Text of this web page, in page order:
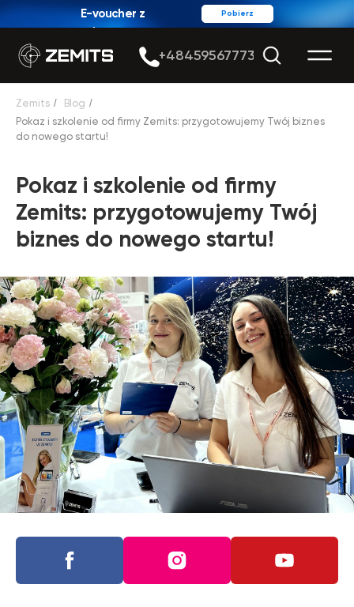
Pobierz
E-voucher z
rabatem
Zemits / Blog /
Pokaz i szkolenie od firmy Zemits: przygotowujemy Twój biznes
do nowego startu!
Pokaz i szkolenie od firmy
Zemits: przygotowujemy Twój
biznes do nowego startu!